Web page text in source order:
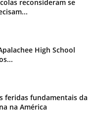
reconsideram se
High School
feridas fundamentais da
na América